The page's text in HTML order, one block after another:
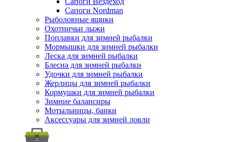
Сапоги Nordman
Рыболовные ящики
Охотничьи лыжи
Поплавки для зимней рыбалки
Мормышки для зимней рыбалки
Леска для зимней рыбалки
Блесна для зимней рыбалки
Удочки для зимней рыбалки
Жерлицы для зимней рыбалки
Кормушки для зимней рыбалки
Зимние балансиры
Мотыльницы, банки
Аксессуары для зимней ловли